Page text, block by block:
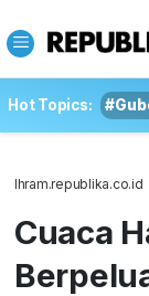
Hot Topics:
Ihram.republika.co.id
Cuaca